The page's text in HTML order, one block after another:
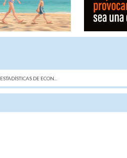
AQUÍ:
ESTADÍSTICAS DE ECON...